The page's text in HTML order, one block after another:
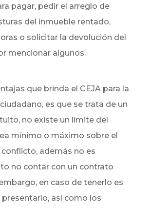
pagar, pedir el arreglo de
del inmueble rentado,
o solicitar la devolución del
mencionar algunos.
que brinda el CEJA para la
es que se trata de un
no existe un límite del
mínimo o máximo sobre el
además no es
no contar con un contrato
en caso de tenerlo es
así como los